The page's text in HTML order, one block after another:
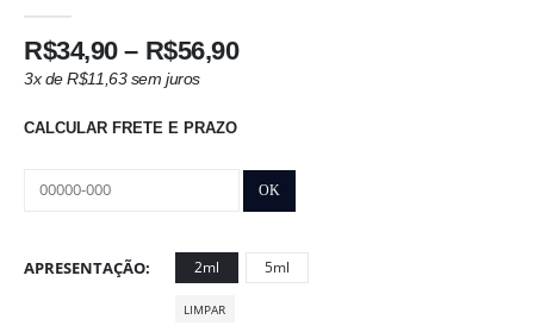
R$34,90 – R$56,90Faixa
R$56,90
3x deR$11,63sem juros
CALCULAR FRETE E PRAZO
APRESENTAÇÃO 2ml 5ml
LIMPAR